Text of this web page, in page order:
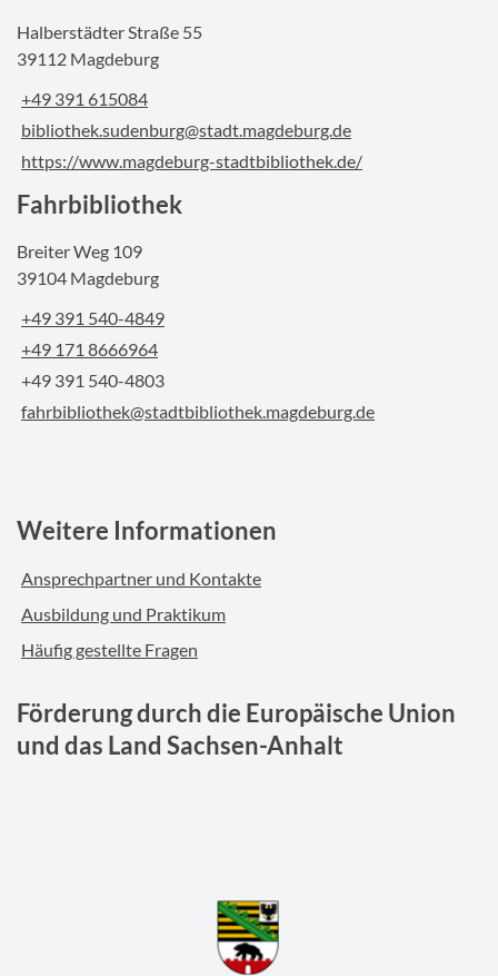
Halberstädter Straße 55
39112 Magdeburg
+49 391 615084
bibliothek.sudenburg@stadt.magdeburg.de
https://www.magdeburg-stadtbibliothek.de/
Fahrbibliothek
Breiter Weg 109
39104 Magdeburg
+49 391 540-4849
+49 171 8666964
+49 391 540-4803
fahrbibliothek@stadtbibliothek.magdeburg.de
Weitere Informationen
Ansprechpartner und Kontakte
Ausbildung und Praktikum
Häufig gestellte Fragen
Förderung durch die Europäische Union
und das Land Sachsen-Anhalt